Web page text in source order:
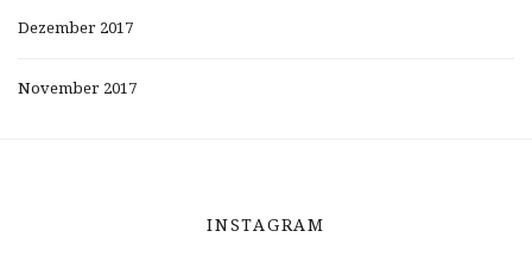
Dezember 2017
November 2017
INSTAGRAM